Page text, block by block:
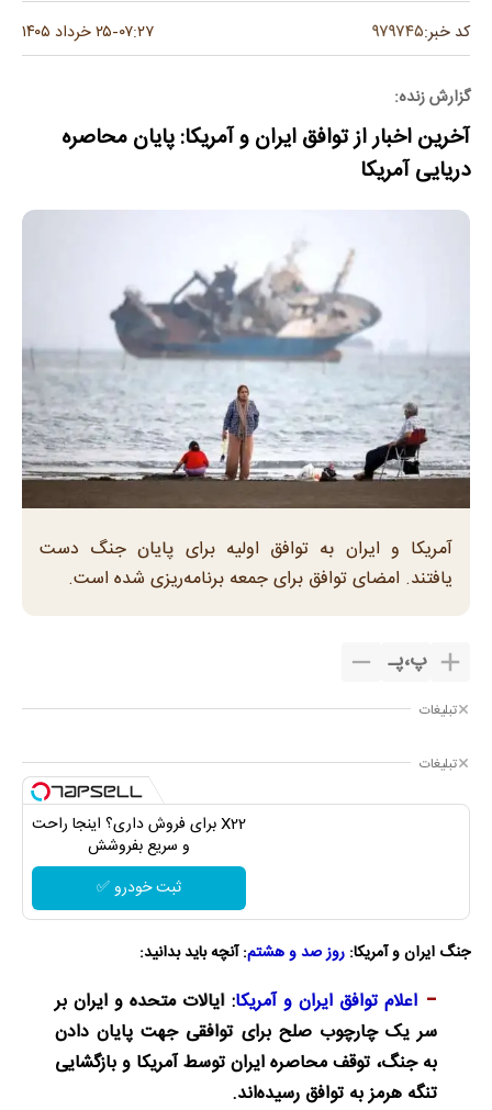
کد خبر:۹۷۹۷۴۵ ۰۷:۲۷-۲۵ خرداد ۱۴۰۵
گزارش زنده:
آخرین اخبار از توافق ایران و آمریکا: پایان محاصره
دریایی آمریکا
آمریکا و ایران به توافق اولیه برای پایان جنگ دست
یافتند. امضای توافق برای جمعه برنامه‌ریزی شده است.
پ،پـ
تبلیغات
تبلیغات
X22 برای فروش داری؟ اینجا راحت
و سریع بفروشش
ثبت خودرو ✅
جنگ ایران و آمریکا: روز صد و هشتم: آنچه باید بدانید:
اعلام توافق ایران و آمریکا: ایالات متحده و ایران بر
سر یک چارچوب صلح برای توافقی جهت پایان دادن
به جنگ، توقف محاصره ایران توسط آمریکا و بازگشایی
تنگه هرمز به توافق رسیده‌اند.